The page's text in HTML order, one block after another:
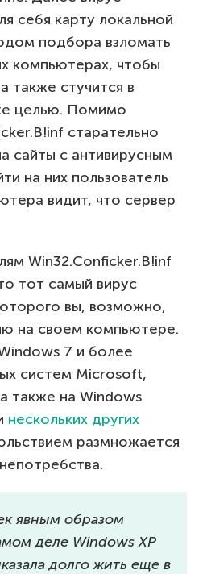
себя карту локальной
подбора взломать
компьютерах, чтобы
также стучится в
целью. Помимо
старательно
сайты с антивирусным
на них пользователь
видит, что сервер
Win32.Conficker.B!inf
тот самый вирус
вы, возможно,
на своем компьютере.
7 и более
систем Microsoft,
также на Windows
нескольких других
размножается
явным образом
деле Windows XP
долго жить еще в